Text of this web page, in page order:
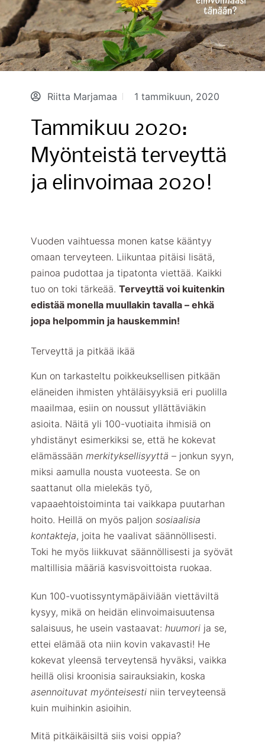
Riitta Marjamaa 1 tammikuun, 2020
Tammikuu 2020:
Myönteistä terveyttä
ja elinvoimaa 2020!
Vuoden vaihtuessa monen katse kääntyy
omaan terveyteen. Liikuntaa pitäisi lisätä,
painoa pudottaa ja tipatonta viettää. Kaikki
tuo on toki tärkeää.Terveyttä voi kuitenkin
edistää monella muullakin tavalla – ehkä
jopa helpommin ja hauskemmin!
Terveyttä ja pitkää ikää
Kun on tarkasteltu poikkeuksellisen pitkään
eläneiden ihmisten yhtäläisyyksiä eri puolilla
maailmaa, esiin on noussut yllättäviäkin
asioita. Näitä yli 100-vuotiaita ihmisiä on
yhdistänyt esimerkiksi se, että he kokevat
elämässäänmerkityksellisyyttä– jonkun syyn,
miksi aamulla nousta vuoteesta. Se on
saattanut olla mielekäs työ,
vapaaehtoistoiminta tai vaikkapa puutarhan
hoito. Heillä on myös paljonsosiaalisia
kontakteja, joita he vaalivat säännöllisesti.
Toki he myös liikkuvat säännöllisesti ja syövät
maltillisia määriä kasvisvoittoista ruokaa.
Kun 100-vuotissyntymäpäiviään viettäviltä
kysyy, mikä on heidän elinvoimaisuutensa
salaisuus, he usein vastaavat:huumori ja se,
ettei elämää ota niin kovin vakavasti! He
kokevat yleensä terveytensä hyväksi, vaikka
heillä olisi kroonisia sairauksiakin, koska
asennoituvat myönteisesti niin terveyteensä
kuin muihinkin asioihin.
Mitä pitkäikäisiltä siis voisi oppia?